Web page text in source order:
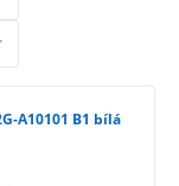
A10101 B1 bílá